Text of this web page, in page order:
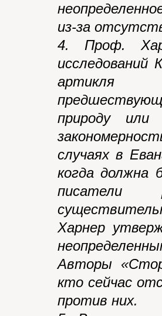
из-за
4. Проф.
артикля
природу
случаях в
когда должна
писатели
Харнер
Авторы
кто сейчас
против них.